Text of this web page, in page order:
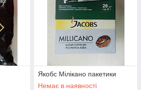
Якобс Мілікано пакетики
Немає в наявності